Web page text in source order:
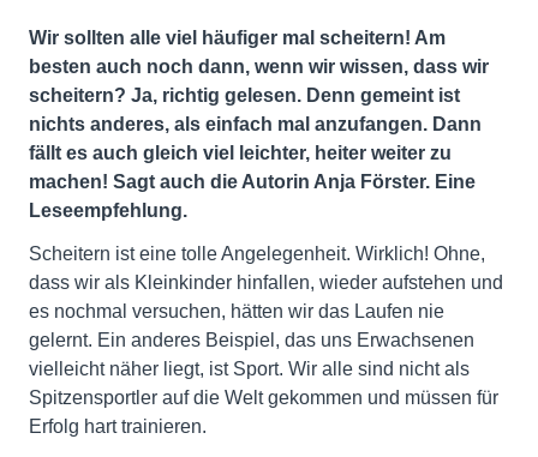
Wir sollten alle viel häufiger mal scheitern! Am
besten auch noch dann, wenn wir wissen, dass wir
scheitern? Ja, richtig gelesen. Denn gemeint ist
nichts anderes, als einfach mal anzufangen. Dann
fällt es auch gleich viel leichter, heiter weiter zu
machen! Sagt auch die Autorin Anja Förster. Eine
Leseempfehlung.
Scheitern ist eine tolle Angelegenheit. Wirklich! Ohne,
dass wir als Kleinkinder hinfallen, wieder aufstehen und
es nochmal versuchen, hätten wir das Laufen nie
gelernt. Ein anderes Beispiel, das uns Erwachsenen
vielleicht näher liegt, ist Sport. Wir alle sind nicht als
Spitzensportler auf die Welt gekommen und müssen für
Erfolg hart trainieren.